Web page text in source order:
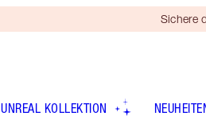
Sichere
UNREAL KOLLEKTION